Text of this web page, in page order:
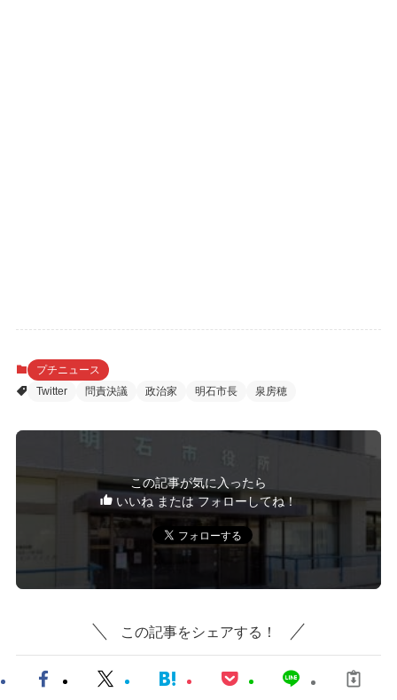
プチニュース
Twitter
問責決議 政治家 明石市長 泉房穂
この記事が気に入ったら
いいね または フォローしてね！
この記事をシェアする！